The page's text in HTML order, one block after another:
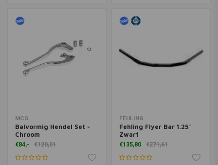
MCS
Balvormig Hendel Set -
Chroom
€84,- €120,01
FEHLING
Fehling Flyer Bar 1.25"
Zwart
€135,80 €271,61